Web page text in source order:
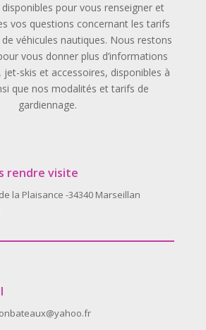
pour vous renseigner et
vos questions concernant les tarifs
véhicules nautiques. Nous restons
vous donner plus d’informations
jet-skis et accessoires, disponibles à
que nos modalités et tarifs de
gardiennage.
rendre visite
la Plaisance -34340 Marseillan